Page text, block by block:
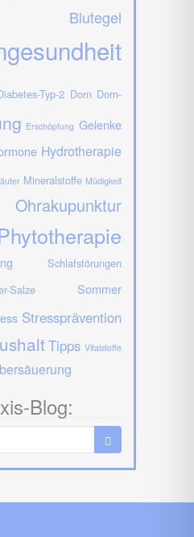
Blutegel
Typ-2 Dorn Dorn-
Erschöpfung Gelenke
Hydrotherapie
Mineralstoffe Müdigkeit
Ohrakupunktur
Schlafstörungen
Salze Sommer
Stressprävention
Tipps Vitalstoffe
Blog: